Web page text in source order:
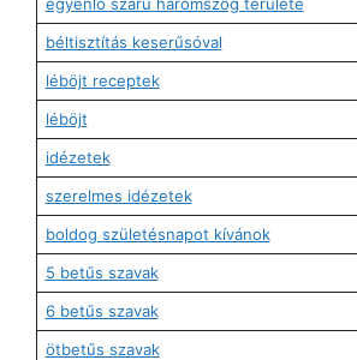
béltisztítás keserűsóval
léböjt receptek
léböjt
idézetek
szerelmes idézetek
boldog születésnapot kívánok
5 betűs szavak
6 betűs szavak
ötbetűs szavak